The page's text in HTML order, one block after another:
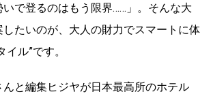
いで登るのはもう限界……」。そんな大
したいのが、大人の財力でスマートに体
ル”です。
と編集ヒジヤが日本最高所のホテル